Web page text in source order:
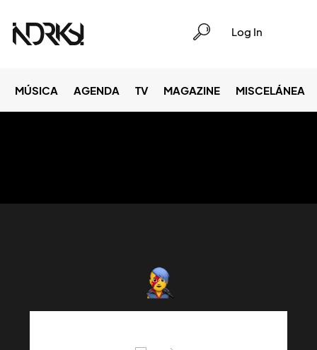
Log In
MÚSICA AGENDA TV MAGAZINE MISCELÁNEA